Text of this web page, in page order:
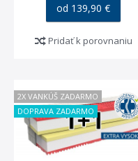
od 139,90 €
Pridať k porovnaniu
2X VANKÚŠ ZADARMO
DOPRAVA ZADARMO